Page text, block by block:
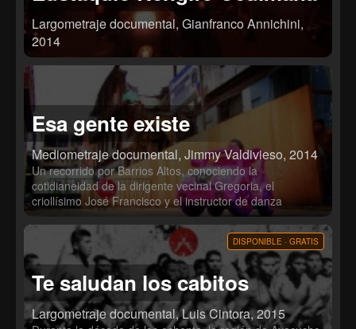
Largometraje documental, Gianfranco Annichini,
2014
La azarosa vida y trágica muerte de Piter Eustaquio
Rengifo Uculmana, reconstruida como un rompecabezas
que recoge los actos, amores, crímenes y pecados de un
hombre sin más mérito que el de llevar un nombre cuyo
acróstico compone la palabra Perú.
Esa gente existe
Mediometraje documental, Jimmy Valdivieso, 2014
Un recorrido por Barrios Altos, conociendo la
cotidianeidad de la dirigente vecinal Gregoria, el
criollísimo José Francisco y el instructor de danza
afroperuana Ángelo, quienes nos abren las puertas de
casa mientras producen un espectáculo musical para
rendir tributo al Señor de los Milagros.
DISPONIBLE · GRATIS
Te saludan los cabitos
Largometraje documental, Luis Cintora, 2015